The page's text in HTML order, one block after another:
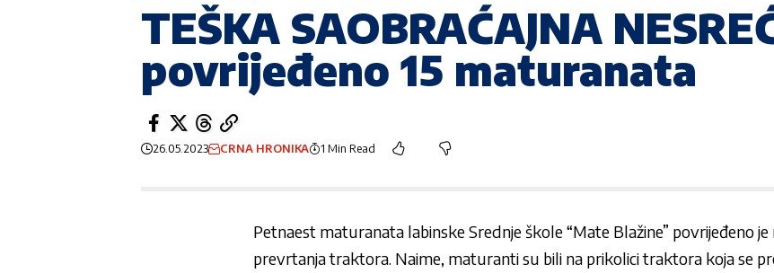
TEŠKA SAOBRAĆAJNA
povrijeđeno 15 maturanata
26.05.2023 CRNA HRONIKA 1 Min Read
Petnaest maturanata labinske Srednje škole “Mate Blažine” povrijeđeno
prevrtanja traktora. Naime, maturanti su bili na prikolici traktora koja se